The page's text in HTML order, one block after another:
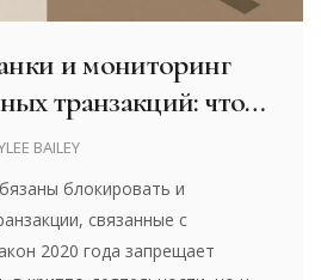
и мониторинг
транзакций: что
это работает
BAILEY
блокировать и
связанные с
2020 года запрещает